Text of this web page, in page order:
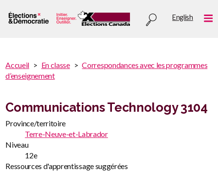
au
Utility
English
You
here
You
are
Accueil En classe
Correspondances avec les programmes
d’enseignement
Communications Technology 3104
Province/territoire
Terre-Neuve-et-Labrador
Niveau
12e
Ressources d'apprentissage suggérées